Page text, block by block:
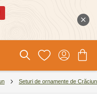
Seturi de ornamente de Crăciun